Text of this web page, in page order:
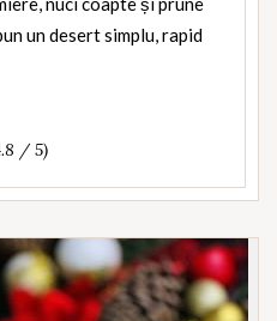
un desert simplu, rapid
/ 5)